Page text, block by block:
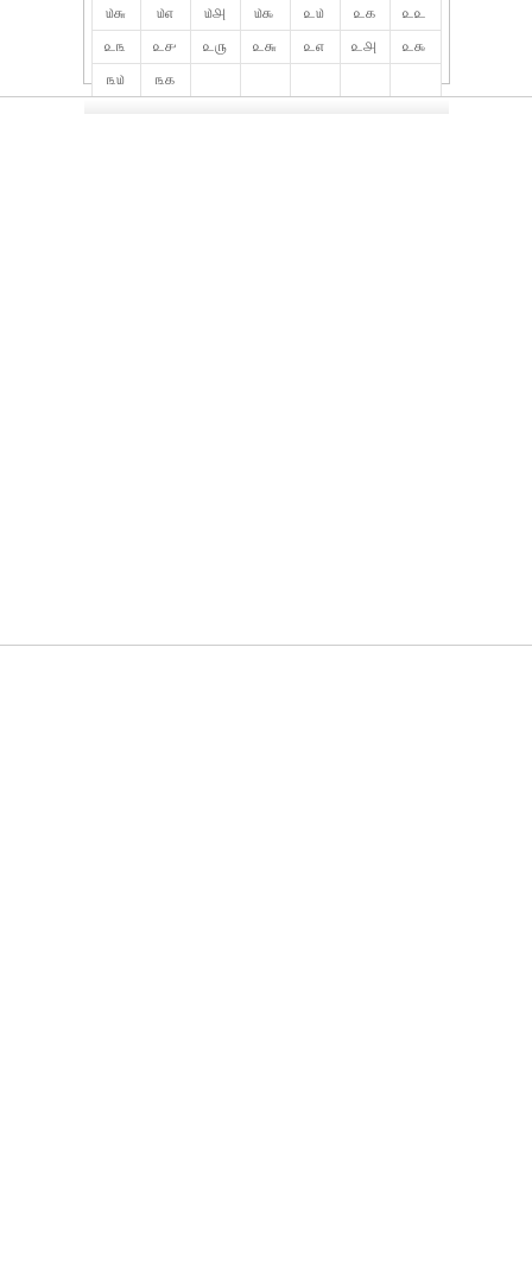
௰௬ ௰௭ ௰௮ ௰௯ ௨௰ ௨௧
௨௨
௨௩
௨௪ ௨௫ ௨௬ ௨௭ ௨௮
௨௯
௩௰
௩௧